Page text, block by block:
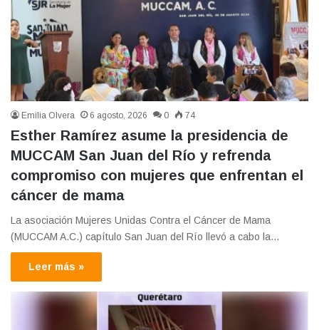
Emilia Olvera 6 agosto, 2026 0 74
Esther Ramírez asume la presidencia de
MUCCAM San Juan del Río y refrenda
compromiso con mujeres que enfrentan el
cáncer de mama
La asociación Mujeres Unidas Contra el Cáncer de Mama
(MUCCAM A.C.) capítulo San Juan del Río llevó a cabo la…
Leer más »